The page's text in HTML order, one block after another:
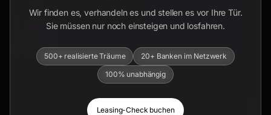
Wir finden es, verhandeln es und stellen es vor Ihre Tür.
Sie müssen nur noch einsteigen und losfahren.
500+ realisierte Träume
20+ Banken im Netzwerk
100% unabhängig
Leasing-Check buchen